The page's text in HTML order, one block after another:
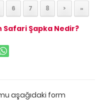
6 7 8 > »
Safari Şapka Nedir?
aşağıdaki form